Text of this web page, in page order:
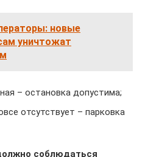
новые
уничтожат
– остановка допустима;
отсутствует – парковка
соблюдаться